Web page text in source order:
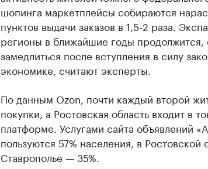
шопинга маркетплейсы собираются
пунктов выдачи заказов в 1,5-2 раза.
регионы в ближайшие годы продолжится,
замедлиться после вступления в силу
экономике, считают эксперты.
По данным Ozon, почти каждый второй
покупки, а Ростовская область входит в
платформе. Услугами сайта объявлений
пользуются 57% населения, в Ростовской
Ставрополье — 35%.